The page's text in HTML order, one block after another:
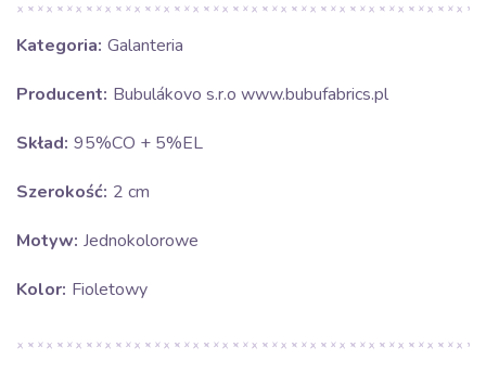
Kategoria: Galanteria
Producent: Bubulákovo s.r.o www.bubufabrics.pl
Skład: 95%CO + 5%EL
Szerokość: 2 cm
Motyw: Jednokolorowe
Kolor: Fioletowy